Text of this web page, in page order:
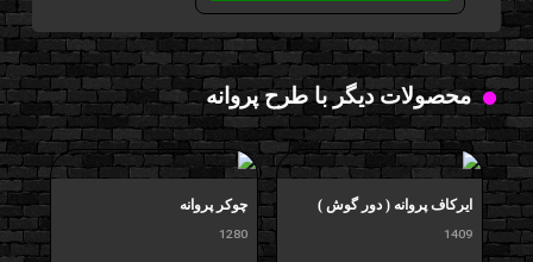
محصولات دیگر با طرح پروانه
ايرکاف پروانه ( دور گوش )
1409
چوکر پروانه
1280